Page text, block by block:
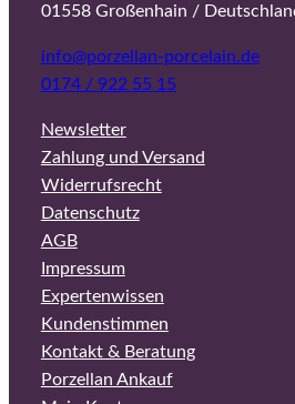
01558 Großenhain /
info@porzellan-porcelain.de
0174 / 922 55 15
Newsletter
Zahlung und Versand
Widerrufsrecht
Datenschutz
AGB
Impressum
Expertenwissen
Kundenstimmen
Kontakt & Beratung
Porzellan Ankauf